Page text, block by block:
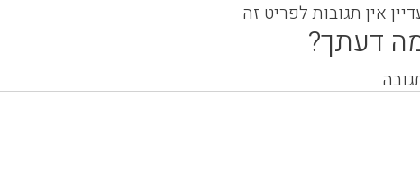
אין תגובות לפריט זה
דעתך?